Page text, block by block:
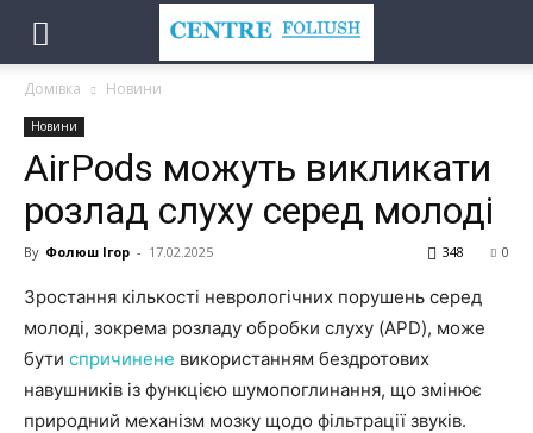
Домівка Новини
Новини
AirPods можуть викликати
розлад слуху серед молоді
By Фолюш Ігор - 17.02.2025 0
348
Зростання кількості неврологічних порушень серед
молоді, зокрема розладу обробки слуху (APD), може
бути спричинене використанням бездротових
навушників із функцією шумопоглинання, що змінює
природний механізм мозку щодо фільтрації звуків.